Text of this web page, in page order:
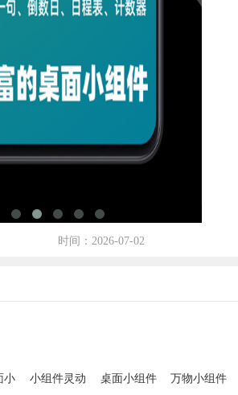
性和功能丰富度。
方网站或应用商店下载并安装极序桌面小
开软件后，在提供的组件库中选择需要的
。
据需要调整小组件的显示内容或设置提醒
便捷体验。
评】
论是对于需要频繁查看时间、天气的用
时间：2026-07-02
小
小组件灵动
桌面小组件 万物小组件